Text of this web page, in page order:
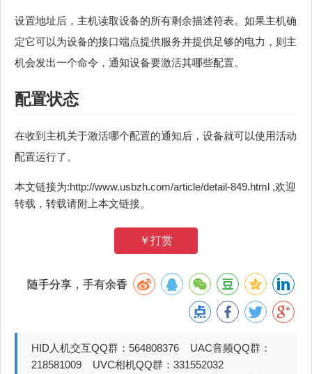
设置地址后，主机读取设备的所有剩余描述符表。如果主机确
定它可以为设备的接口端点提供服务并提供足够的电力，则主
机会发出一个命令，通知设备要激活其哪些配置。
配置状态
在收到主机关于激活哪个配置的通知后，设备就可以使用活动
配置运行了。
本文链接为:http://www.usbzh.com/article/detail-849.html ,欢迎
转载，转载请附上本文链接。
￥打赏
随手分享，手有余香
HID人机交互QQ群：564808376 UAC音频QQ群：
218581009 UVC相机QQ群：331552032